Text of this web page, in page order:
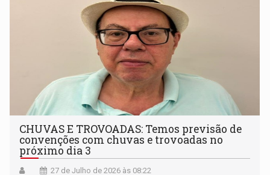
CHUVAS E TROVOADAS: Temos previsão de
convenções com chuvas e trovoadas no
próximo dia 3
27 de Julho de 2026 às 08:22